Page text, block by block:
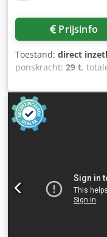
Prijsinfo
Toestand: direct
ponskracht: 29 t,
, plaatdikte
kg, productlengte
geproduceerd in 2007.
heeft een werkbereik
maximale ponskracht
overweeg dan de
aanbieden. Neem
informatie. •